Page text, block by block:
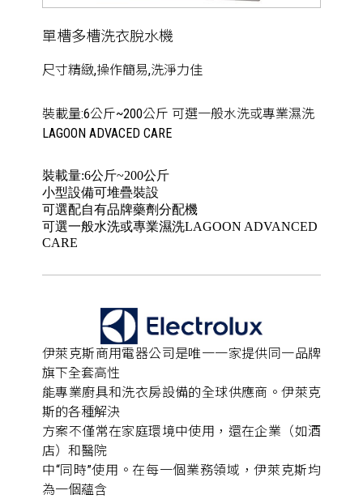
單槽多槽洗衣脫水機
尺寸精緻,操作簡易,洗淨力佳
裝載量:6公斤~200公斤 可選一般水洗或專業濕洗
LAGOON ADVACED CARE
裝載量:6公斤~200公斤
小型設備可堆疊裝設
可選配自有品牌藥劑分配機
可選一般水洗或專業濕洗LAGOON ADVANCED
CARE
伊萊克斯商用電器公司是唯一一家提供同一品牌
旗下全套高性
能專業廚具和洗衣房設備的全球供應商。伊萊克
斯的各種解決
方案不僅常在家庭環境中使用，還在企業（如酒
店）和醫院
中“同時”使用。在每一個業務領域，伊萊克斯均
為一個蘊含